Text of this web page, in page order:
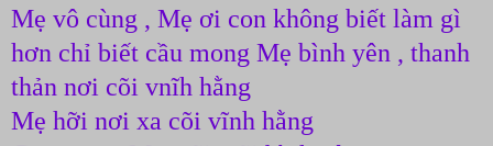
Mẹ vô cùng , Mẹ ơi con không biết làm gì
hơn chỉ biết cầu mong Mẹ bình yên , thanh
thản nơi cõi vnĩh hằng
Mẹ hỡi nơi xa cõi vĩnh hằng